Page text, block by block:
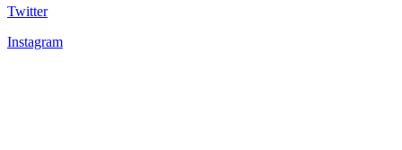
Twitter
Instagram